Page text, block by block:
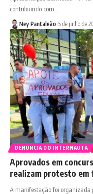
contribuindo com…
Ney Pantaleão 5 de julho de
DENÚNCIA DO INTERNAUTA
Aprovados em
realizam protesto em
A manifestação foi organizada